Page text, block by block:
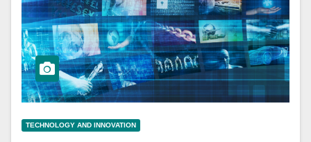
TECHNOLOGY AND INNOVATION